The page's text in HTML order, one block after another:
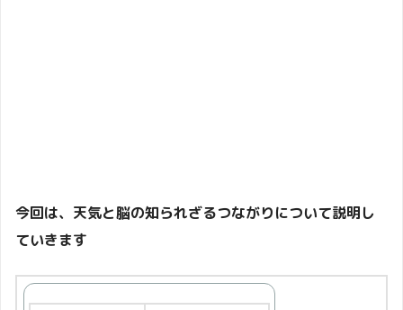
今回は、天気と脳の知られざるつながりについて説明し
ていきます